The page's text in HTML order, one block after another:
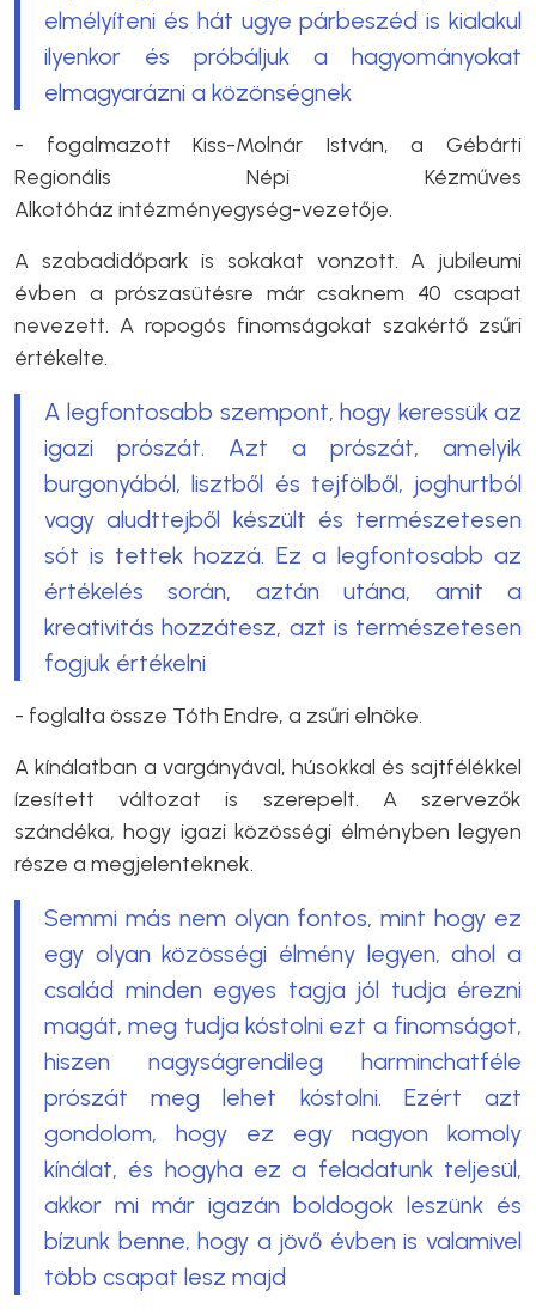
elmélyíteni és hát ugye párbeszéd is kialakul
ilyenkor és próbáljuk a hagyományokat
elmagyarázni a közönségnek
- fogalmazott Kiss-Molnár István, a Gébárti
Regionális Népi Kézműves
Alkotóház intézményegység-vezetője.
A szabadidőpark is sokakat vonzott. A jubileumi
évben a prószasütésre már csaknem 40 csapat
nevezett. A ropogós finomságokat szakértő zsűri
értékelte.
A legfontosabb szempont, hogy keressük az
igazi prószát. Azt a prószát, amelyik
burgonyából, lisztből és tejfölből, joghurtból
vagy aludttejből készült és természetesen
sót is tettek hozzá. Ez a legfontosabb az
értékelés során, aztán utána, amit a
kreativitás hozzátesz, azt is természetesen
fogjuk értékelni
- foglalta össze Tóth Endre, a zsűri elnöke.
A kínálatban a vargányával, húsokkal és sajtfélékkel
ízesített változat is szerepelt. A szervezők
szándéka, hogy igazi közösségi élményben legyen
része a megjelenteknek.
Semmi más nem olyan fontos, mint hogy ez
egy olyan közösségi élmény legyen, ahol a
család minden egyes tagja jól tudja érezni
magát, meg tudja kóstolni ezt a finomságot,
hiszen nagyságrendileg harminchatféle
prószát meg lehet kóstolni. Ezért azt
gondolom, hogy ez egy nagyon komoly
kínálat, és hogyha ez a feladatunk teljesül,
akkor mi már igazán boldogok leszünk és
bízunk benne, hogy a jövő évben is valamivel
több csapat lesz majd